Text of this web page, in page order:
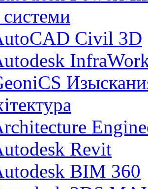
Civil 3D
Revit
BIM 360